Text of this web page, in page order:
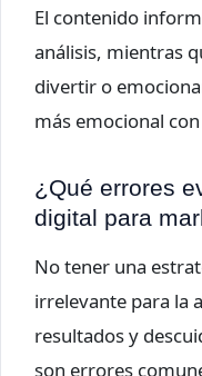
El contenido
análisis, mientras
divertir o
más emocional
¿Qué errores
digital para
No tener una
irrelevante para la
resultados y
son errores